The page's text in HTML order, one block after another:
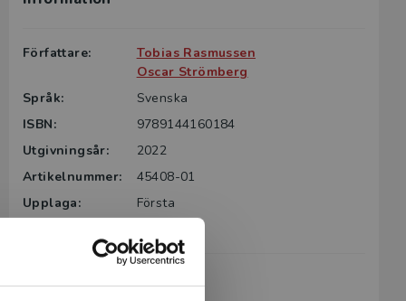
Författare:
Tobias Rasmussen
Oscar Strömberg
Språk:
Svenska
ISBN:
9789144160184
Utgivningsår:
2022
Artikelnummer:
45408-01
Upplaga:
Första